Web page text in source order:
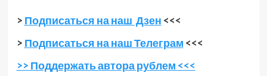
> Подписаться на наш Дзен <<<
> Подписаться на наш Телеграм <<<
>> Поддержать автора рублем <<<